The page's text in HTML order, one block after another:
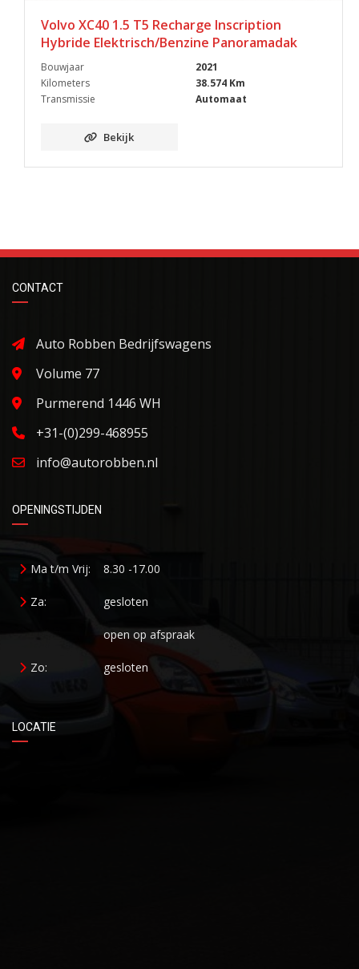
Volvo XC40 1.5 T5 Recharge Inscription
Hybride Elektrisch/Benzine Panoramadak
Bouwjaar
2021
Kilometers
38.574 Km
Transmissie
Automaat
Bekijk
CONTACT
Auto Robben Bedrijfswagens
Volume 77
Purmerend 1446 WH
+31-(0)299-468955
info@autorobben.nl
OPENINGSTIJDEN
Ma t/m Vrij: 8.30 -17.00
Za: gesloten
open op afspraak
Zo: gesloten
LOCATIE